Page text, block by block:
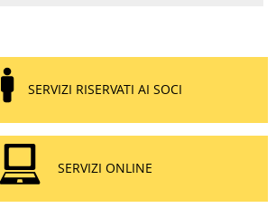
SERVIZI RISERVATI AI SOCI
SERVIZI ONLINE